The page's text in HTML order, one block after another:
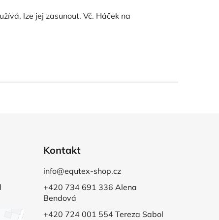
lze jej zasunout. Vč. Háček na
Kontakt
info@equtex-shop.cz
+420 734 691 336 Alena
Bendová
+420 724 001 554 Tereza Sabol